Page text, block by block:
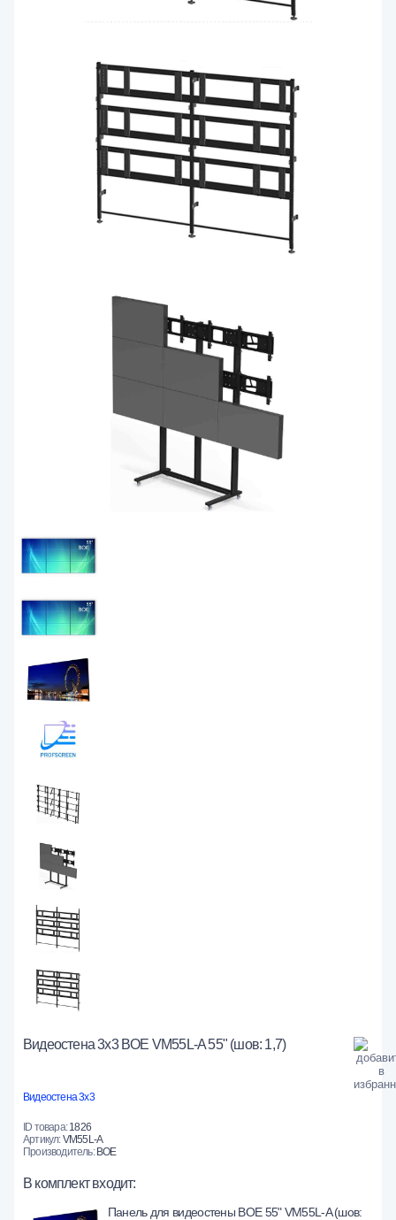
Видеостена 3x3 BOE VM55L-A 55" (шов: 1,7)
Видеостена 3х3
ID товара:1826
Артикул:VM55L-A
Производитель:BOE
В комплект входит:
Панель для видеостены BOE 55" VM55L-A (шов: